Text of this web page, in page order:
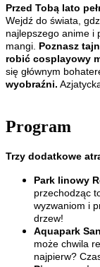
Przed Tobą lato
Wejdź do świata,
najlepszego anime i
mangi. Poznasz
robić cosplayowy
się głównym
wyobraźni.
Program
Trzy dodatkowe
Park linowy
przechodząc
wyzwaniom i
drzew!
Aquapark
może chwila
najpierw?